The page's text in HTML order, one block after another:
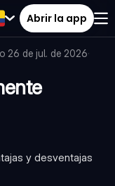
Abrir la app
26 de jul. de 2026·
y desventajas